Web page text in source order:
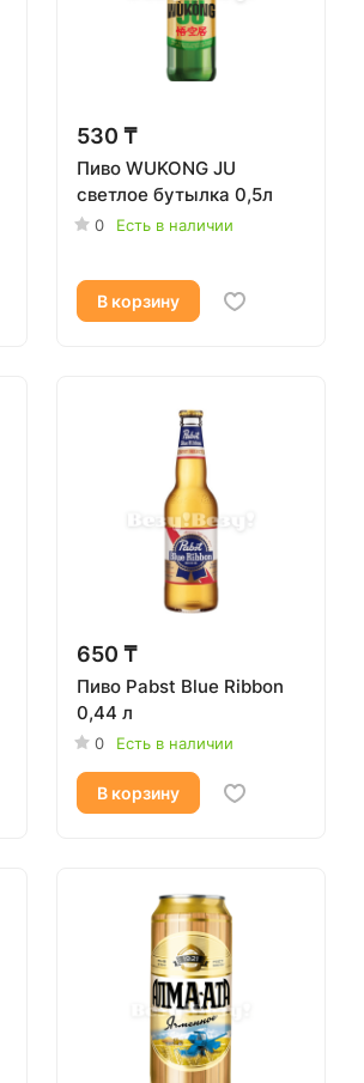
530 ₸
Пиво WUKONG JU
светлое бутылка 0,5л
0 Есть в наличии
В корзину
650 ₸
Пиво Pabst Blue Ribbon
0,44 л
0 Есть в наличии
В корзину